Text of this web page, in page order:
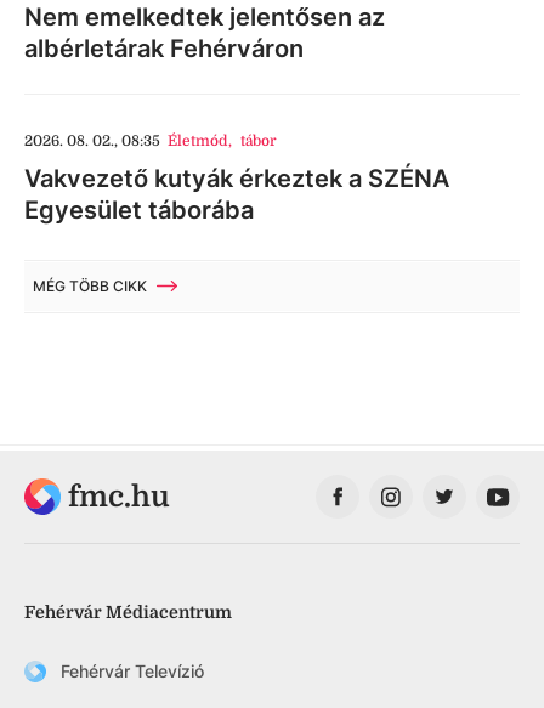
Nem emelkedtek jelentősen az
albérletárak Fehérváron
2026. 08. 02., 08:35 Életmód, tábor
Vakvezető kutyák érkeztek a SZÉNA
Egyesület táborába
MÉG TÖBB CIKK
fmc.hu
Fehérvár Médiacentrum
Fehérvár Televízió